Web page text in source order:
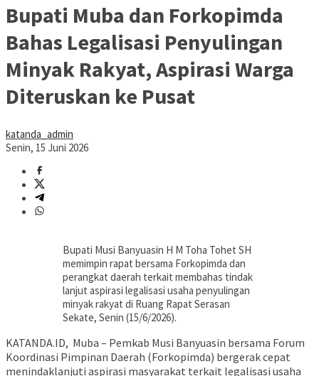
Bupati Muba dan Forkopimda
Bahas Legalisasi Penyulingan
Minyak Rakyat, Aspirasi Warga
Diteruskan ke Pusat
katanda_admin
Senin, 15 Juni 2026
Bupati Musi Banyuasin H M Toha Tohet SH
memimpin rapat bersama Forkopimda dan
perangkat daerah terkait membahas tindak
lanjut aspirasi legalisasi usaha penyulingan
minyak rakyat di Ruang Rapat Serasan
Sekate, Senin (15/6/2026).
KATANDA.ID, Muba – Pemkab Musi Banyuasin bersama Forum
Koordinasi Pimpinan Daerah (Forkopimda) bergerak cepat
menindaklanjuti aspirasi masyarakat terkait legalisasi usaha